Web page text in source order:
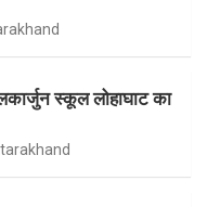
स्कूल लोहाघाट का